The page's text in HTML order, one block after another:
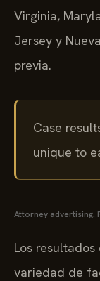
Virginia,
Jersey y
previa.
Case
unique to
Attorney advertising.
Los
variedad de